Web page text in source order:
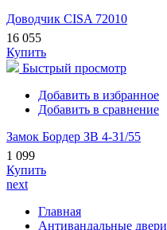
Доводчик CISA 72010
16 055
Купить
Быстрый просмотр
Добавить в избранное
Добавить в сравнение
Замок Бордер ЗВ 4-31/55
1 099
Купить
next
Главная
Антивандальные двери